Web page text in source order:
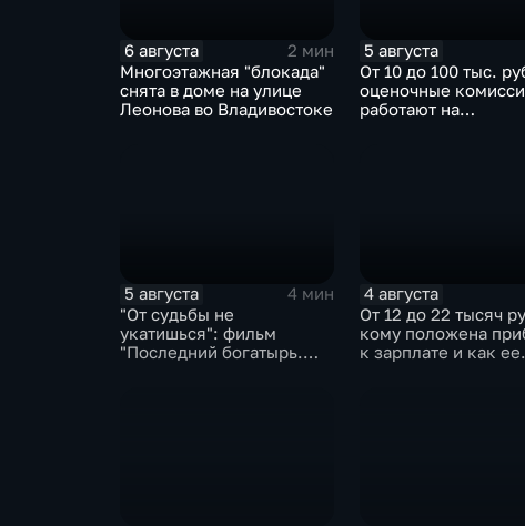
6 августа
2 мин
Многоэтажная "блокада"
снята в доме на улице
Леонова во Владивостоке
5 августа
От 10 до 100 тыс.
оценочные
работают на
5 августа
4 мин
"От судьбы не
укатишься": фильм
"Последний богатырь.
4 августа
От 12 до 22 тысяч
кому положена
к зарплате и как ее